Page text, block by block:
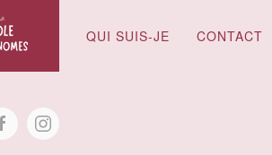
QUI SUIS-JE CONTACT